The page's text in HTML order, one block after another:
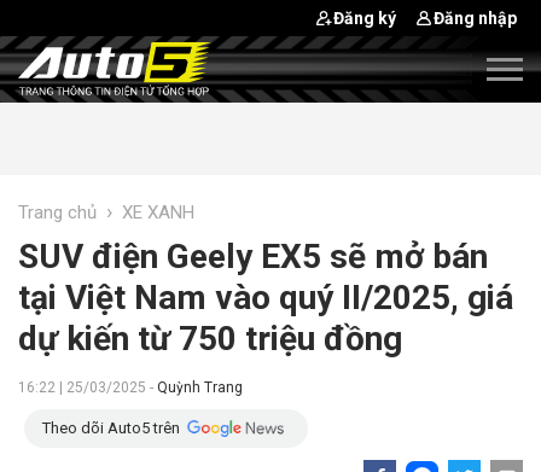
Đăng ký Đăng nhập
Trang chủ › XE XANH
SUV điện Geely EX5 sẽ mở bán
tại Việt Nam vào quý II/2025, giá
dự kiến từ 750 triệu đồng
16:22 | 25/03/2025 - Quỳnh Trang
Theo dõi Auto5 trên